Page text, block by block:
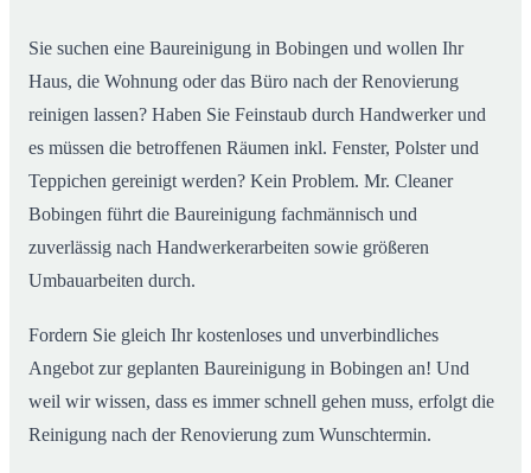
Sie suchen eine Baureinigung in Bobingen und wollen Ihr
Haus, die Wohnung oder das Büro nach der Renovierung
reinigen lassen? Haben Sie Feinstaub durch Handwerker und
es müssen die betroffenen Räumen inkl. Fenster, Polster und
Teppichen gereinigt werden? Kein Problem. Mr. Cleaner
Bobingen führt die Baureinigung fachmännisch und
zuverlässig nach Handwerkerarbeiten sowie größeren
Umbauarbeiten durch.
Fordern Sie gleich Ihr kostenloses und unverbindliches
Angebot zur geplanten Baureinigung in Bobingen an! Und
weil wir wissen, dass es immer schnell gehen muss, erfolgt die
Reinigung nach der Renovierung zum Wunschtermin.